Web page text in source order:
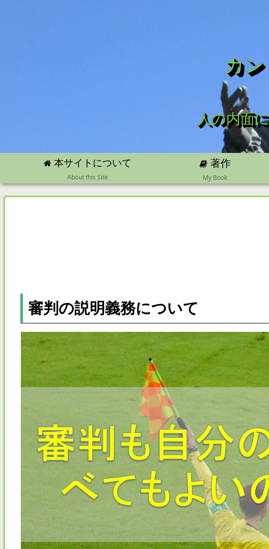
カ
人の内面
本サイトについて
About this Site
著作
My Book
審判の説明義務について